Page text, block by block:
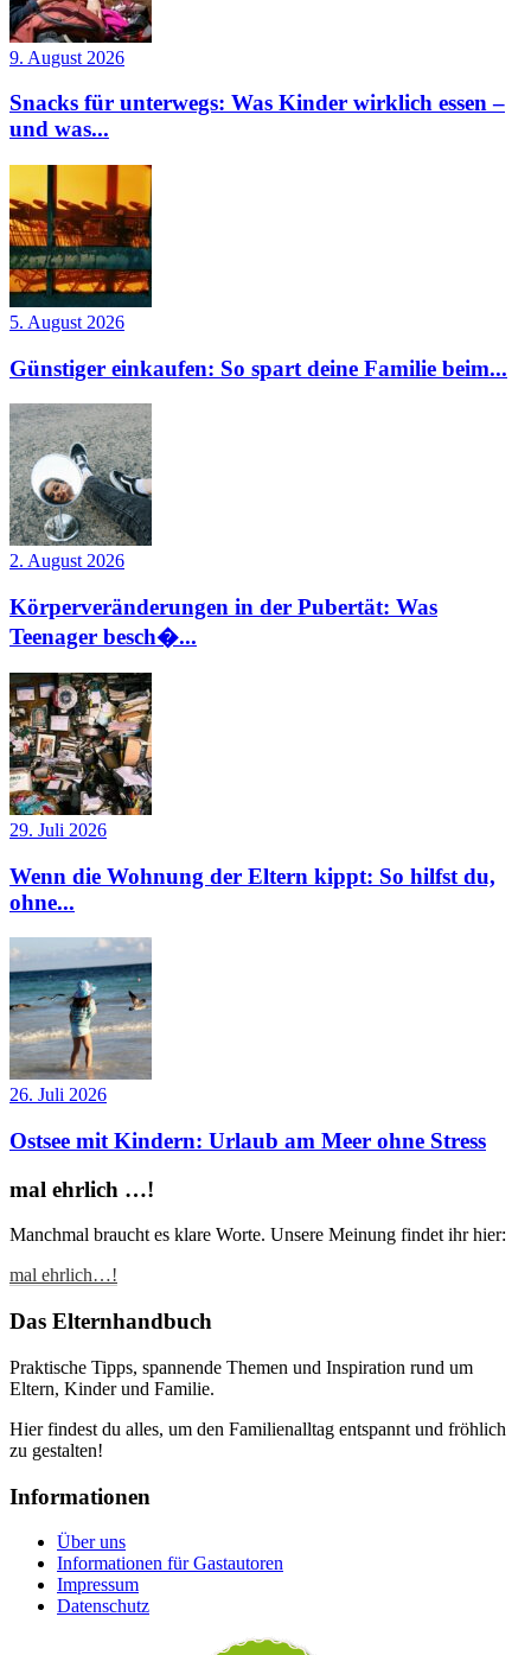
9. August 2026
Snacks für unterwegs: Was Kinder wirklich essen –
und was...
5. August 2026
Günstiger einkaufen: So spart deine Familie beim...
2. August 2026
Körperveränderungen in der Pubertät: Was
Teenager besch�...
29. Juli 2026
Wenn die Wohnung der Eltern kippt: So hilfst du,
ohne...
26. Juli 2026
Ostsee mit Kindern: Urlaub am Meer ohne Stress
mal ehrlich …!
Manchmal braucht es klare Worte. Unsere Meinung findet ihr hier:
mal ehrlich…!
Das Elternhandbuch
Praktische Tipps, spannende Themen und Inspiration rund um
Eltern, Kinder und Familie.
Hier findest du alles, um den Familienalltag entspannt und fröhlich
zu gestalten!
Informationen
Über uns
Informationen für Gastautoren
Impressum
Datenschutz